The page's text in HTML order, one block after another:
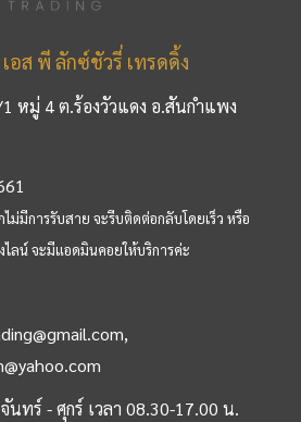
อส พี ลักซ์ชัวรี่ เทรดดิ้ง
หมู่ 4 ต.ร้องวัวแดง อ.สันกำแพง
ม่มีการรับสาย จะรีบติดต่อกลับโดยเร็ว หรือ
ลน์ จะมีแอดมินคอยให้บริการค่ะ
,
นทร์ - ศุกร์ เวลา 08.30-17.00 น.